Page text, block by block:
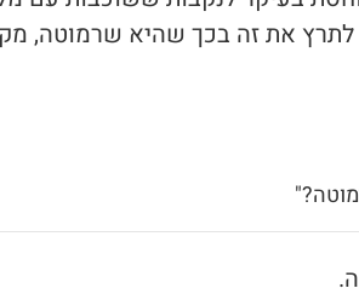
לתרץ את זה בכך שהיא שרמוטה,